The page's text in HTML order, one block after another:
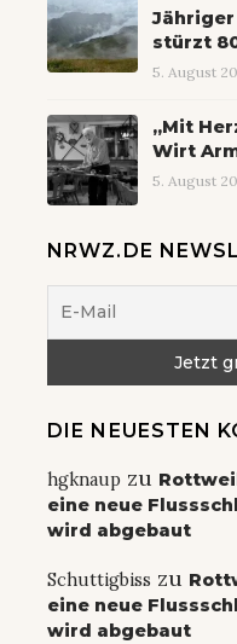
stürzt
5. August
„Mit
Wirt
5. August
NRWZ.DE
DIE NEUESTEN
hgknaup zu
eine neue
wird abgebaut
Schuttigbiss zu
eine neue
wird abgebaut